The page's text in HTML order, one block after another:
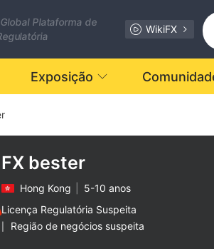
Plataforma de
WikiFX
Exposição
FX bester
Hong Kong
5-10 anos
Licença Regulatória Suspeita
Região de negócios suspeita